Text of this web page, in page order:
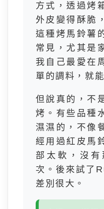
方式，透過烤
外皮變得酥脆
這種烤馬鈴薯
常見，尤其是
我自己最愛在
單的調料，就
但說真的，不
烤。有些品種
濕濕的，不像
經用過紅皮馬
部太軟，沒
次。後來試了
差別很大。